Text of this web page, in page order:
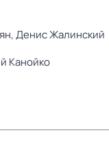
Денис Жалинский
Канойко